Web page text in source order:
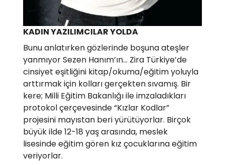
KADIN YAZILIMCILAR YOLDA
Bunu anlatırken gözlerinde boşuna ateşler
yanmıyor Sezen Hanım’ın… Zira Türkiye’de
cinsiyet eşitliğini kitap/okuma/eğitim yoluyla
arttırmak için kolları gerçekten sıvamış. Bir
kere; Milli Eğitim Bakanlığı ile imzaladıkları
protokol çerçevesinde “Kızlar Kodlar”
projesini mayıstan beri yürütüyorlar. Birçok
büyük ilde 12-18 yaş arasında, meslek
lisesinde eğitim gören kız çocuklarına eğitim
veriyorlar.